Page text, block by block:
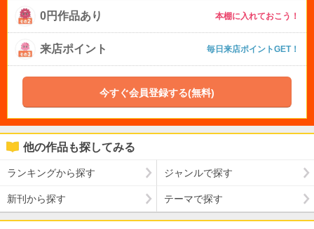
0円作品あり 本棚に入れておこう！
来店ポイント 毎日来店ポイントGET！
今すぐ会員登録する(無料)
他の作品も探してみる
ランキングから探す ジャンルで探す
新刊から探す テーマで探す